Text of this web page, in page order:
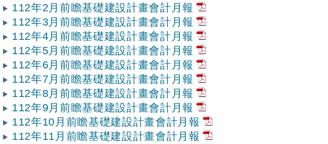
112年2月前瞻基礎建設計畫會計月報
112年3月前瞻基礎建設計畫會計月報
112年4月前瞻基礎建設計畫會計月報
112年5月前瞻基礎建設計畫會計月報
112年6月前瞻基礎建設計畫會計月報
112年7月前瞻基礎建設計畫會計月報
112年8月前瞻基礎建設計畫會計月報
112年9月前瞻基礎建設計畫會計月報
112年10月前瞻基礎建設計畫會計月報
112年11月前瞻基礎建設計畫會計月報